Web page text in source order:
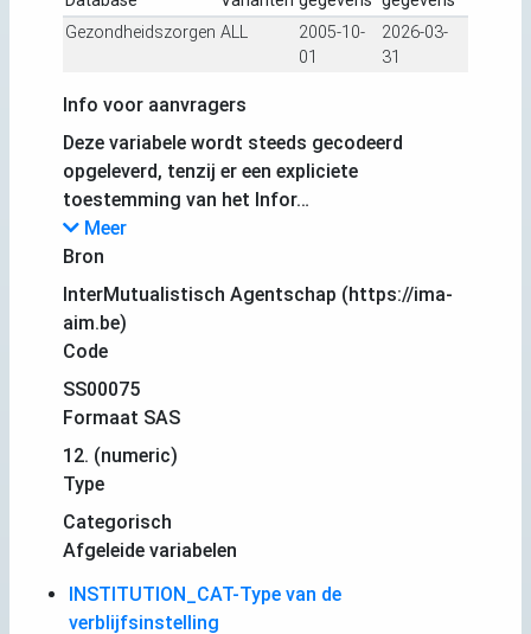
Gezondheidszorgen ALL
2005-10-
01
2026-03-
31
Info voor aanvragers
Deze variabele wordt steeds gecodeerd
opgeleverd, tenzij er een expliciete
toestemming van het Infor…
Meer
Bron
InterMutualistisch Agentschap (https://ima-
aim.be)
Code
SS00075
Formaat SAS
12. (numeric)
Type
Categorisch
Afgeleide variabelen
INSTITUTION_CAT-Type van de
verblijfsinstelling